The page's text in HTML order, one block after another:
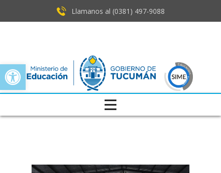
Open toolbar
Llamanos al (0381) ​497-9088